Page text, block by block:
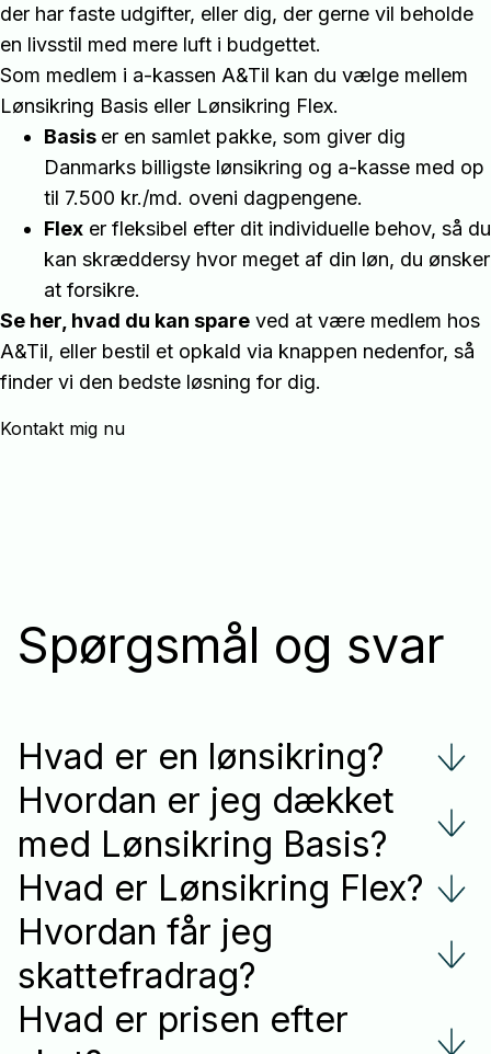
der har faste udgifter, eller dig, der gerne vil beholde
en livsstil med mere luft i budgettet.
Som medlem i a-kassen A&Til kan du vælge mellem
Lønsikring Basis eller Lønsikring Flex.
Basis er en samlet pakke, som giver dig
Danmarks billigste lønsikring og a-kasse med op
til 7.500 kr./md. oveni dagpengene.
Flex er fleksibel efter dit individuelle behov, så du
kan skræddersy hvor meget af din løn, du ønsker
at forsikre.
Se her, hvad du kan spare ved at være medlem hos
A&Til, eller bestil et opkald via knappen nedenfor, så
finder vi den bedste løsning for dig.
Kontakt mig nu
Spørgsmål og svar
Hvad er en lønsikring?
Hvordan er jeg dækket
med Lønsikring Basis?
Hvad er Lønsikring Flex?
Hvordan får jeg
skattefradrag?
Hvad er prisen efter